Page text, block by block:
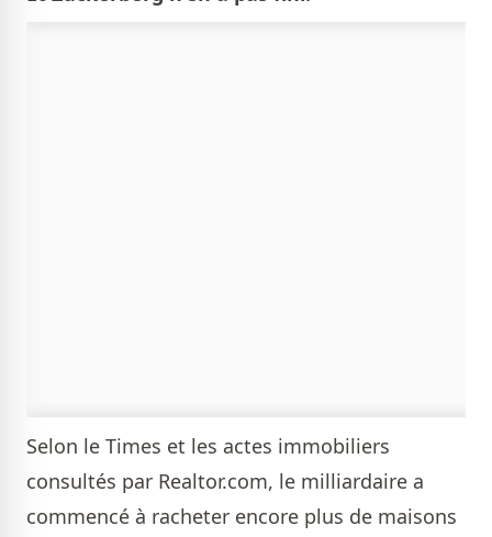
Selon le Times et les actes immobiliers
consultés par Realtor.com, le milliardaire a
commencé à racheter encore plus de maisons